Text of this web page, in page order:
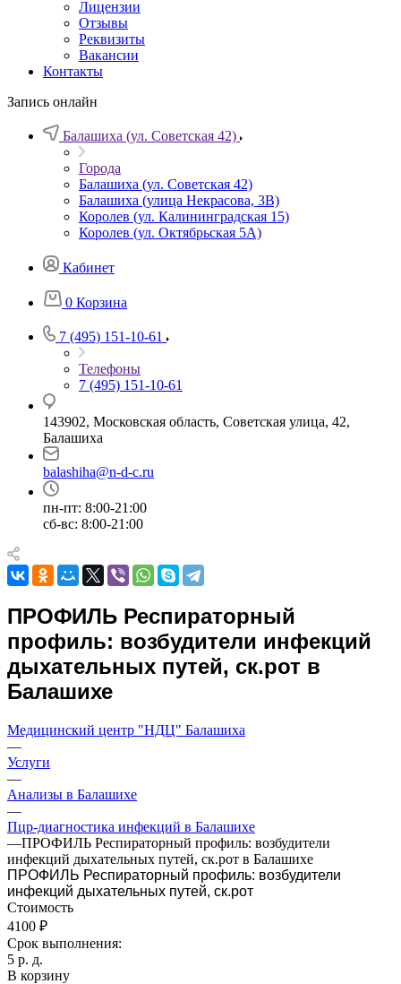
Лицензии
Отзывы
Реквизиты
Вакансии
Контакты
Запись онлайн
Балашиха (ул. Советская 42)
Города
Балашиха (ул. Советская 42)
Балашиха (улица Некрасова, 3В)
Королев (ул. Калининградская 15)
Королев (ул. Октябрьская 5А)
Кабинет
0 Корзина
7 (495) 151-10-61
Телефоны
7 (495) 151-10-61
143902, Московская область, Советская улица, 42,
Балашиха
balashiha@n-d-c.ru
пн-пт: 8:00-21:00
сб-вс: 8:00-21:00
ПРОФИЛЬ Респираторный
профиль: возбудители инфекций
дыхательных путей, ск.рот в
Балашихе
Медицинский центр "НДЦ" Балашиха
—
Услуги
—
Анализы в Балашихе
—
Пцр-диагностика инфекций в Балашихе
—ПРОФИЛЬ Респираторный профиль: возбудители
инфекций дыхательных путей, ск.рот в Балашихе
ПРОФИЛЬ Респираторный профиль: возбудители
инфекций дыхательных путей, ск.рот
Стоимость
4100 ₽
Срок выполнения:
5 р. д.
В корзину